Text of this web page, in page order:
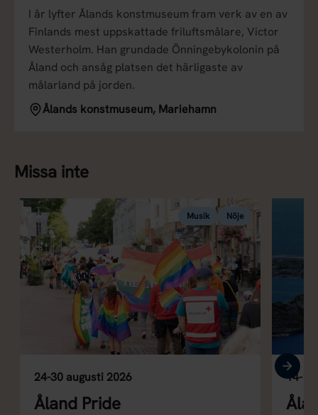
I år lyfter Ålands konstmuseum fram verk av en av
Finlands mest uppskattade friluftsmålare, Victor
Westerholm. Han grundade Önningebykolonin på
Åland och ansåg platsen det härligaste av
målarland på jorden.
Ålands konstmuseum, Mariehamn
Missa inte
Musik Nöje
24-30 augusti 2026
Åland Pride
14-